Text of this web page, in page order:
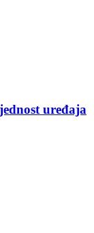
uređaja